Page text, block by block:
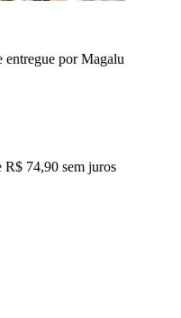
entregue por Magalu
R$ 74,90 sem juros